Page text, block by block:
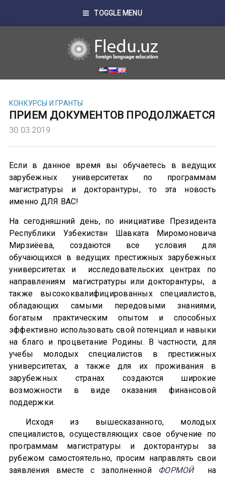
TOGGLE MENU
КОНКУРСЫ И ГРАНТЫ
ПРИЕМ ДОКУМЕНТОВ ПРОДОЛЖАЕТСЯ
30.03.2019
Если в данное время вы обучаетесь в ведущих
зарубежных университетах по программам
магистратуры и докторантуры, то эта новость
именно ДЛЯ ВАС!
На сегодняшний день, по инициативе Президента
Республики Узбекистан Шавката Миромоновича
Мирзиёева, создаются все условия для
обучающихся в ведущих престижных зарубежных
университетах и исследовательских центрах по
направлениям магистратуры или докторантуры, а
также высококвалифицированных специалистов,
обладающих самыми передовыми знаниями,
богатым практическим опытом и способных
эффективно использовать свой потенциал и навыки
на благо и процветание Родины. В частности, для
учебы молодых специалистов в престижных
университетах, а также для их проживания в
зарубежных странах создаются широкие
возможности в виде оказания финансовой
поддержки.
Исходя из вышесказанного, молодых
специалистов, осуществляющих свое обучение по
программам магистратуры и докторантуры за
рубежом самостоятельно, просим направлять свои
заявления вместе с заполненной ФОРМОЙ
на